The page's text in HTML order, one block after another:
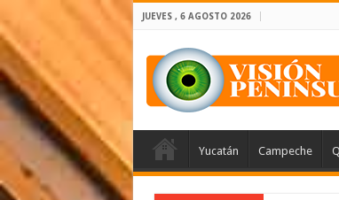
JUEVES , 6 AGOSTO 2026
Yucatán Campeche